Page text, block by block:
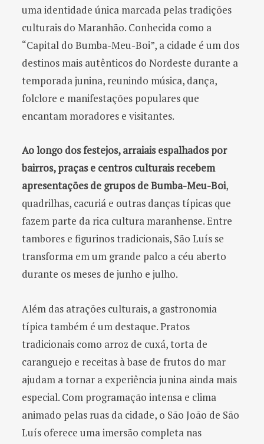
uma identidade única marcada pelas tradições
culturais do Maranhão. Conhecida como a
“Capital do Bumba-Meu-Boi”, a cidade é um dos
destinos mais autênticos do Nordeste durante a
temporada junina, reunindo música, dança,
folclore e manifestações populares que
encantam moradores e visitantes.
Ao longo dos festejos, arraiais espalhados por
bairros, praças e centros culturais recebem
apresentações de grupos de Bumba-Meu-Boi,
quadrilhas, cacuriá e outras danças típicas que
fazem parte da rica cultura maranhense. Entre
tambores e figurinos tradicionais, São Luís se
transforma em um grande palco a céu aberto
durante os meses de junho e julho.
Além das atrações culturais, a gastronomia
típica também é um destaque. Pratos
tradicionais como arroz de cuxá, torta de
caranguejo e receitas à base de frutos do mar
ajudam a tornar a experiência junina ainda mais
especial. Com programação intensa e clima
animado pelas ruas da cidade, o São João de São
Luís oferece uma imersão completa nas